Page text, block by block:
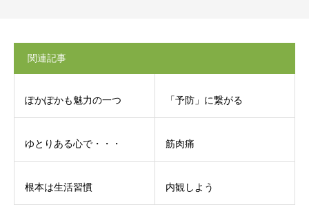
関連記事
ぽかぽかも魅力の一つ 「予防」に繋がる
ゆとりある心で・・・ 筋肉痛
根本は生活習慣 内観しよう